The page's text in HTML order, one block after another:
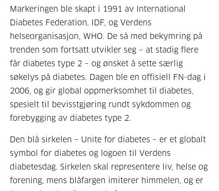
Markeringen ble skapt i 1991 av International
Diabetes Federation, IDF, og Verdens
helseorganisasjon, WHO. De så med bekymring på
trenden som fortsatt utvikler seg – at stadig flere
får diabetes type 2 – og ønsket å sette særlig
søkelys på diabetes. Dagen ble en offisiell FN-dag i
2006, og gir global oppmerksomhet til diabetes,
spesielt til bevisstgjøring rundt sykdommen og
forebygging av diabetes type 2.
Den blå sirkelen – Unite for diabetes – er et globalt
symbol for diabetes og logoen til Verdens
diabetesdag. Sirkelen skal representere liv, helse og
forening, mens blåfargen imiterer himmelen, og er